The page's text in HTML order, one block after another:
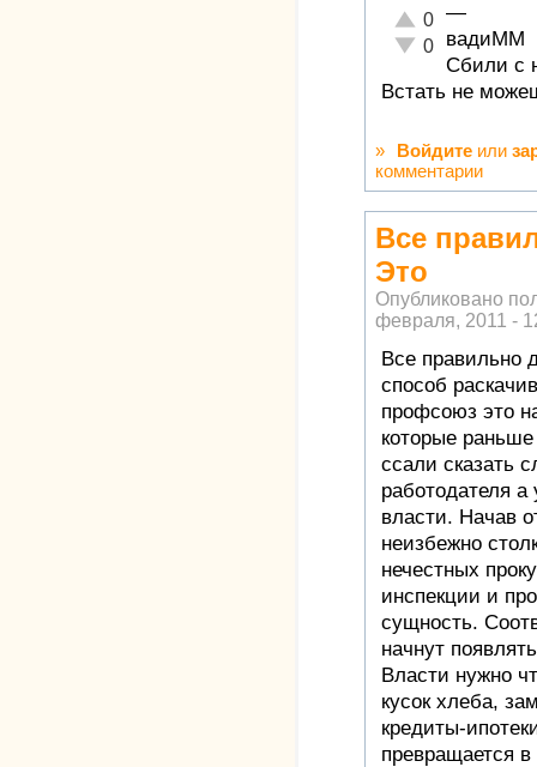
Отлично!
0
Неадекватно!
0
—
вадиММ
Сбили с
Встать не
» Войдите или
комментарии
Все
Это
Опубликовано
февраля, 2011 -
Все правильно
способ
профсоюз это
которые
ссали сказать
работодателя
власти. Начав
неизбежно
нечестных
инспекции и
сущность.
начнут
Власти нужно
кусок хлеба,
кредиты-
превращается